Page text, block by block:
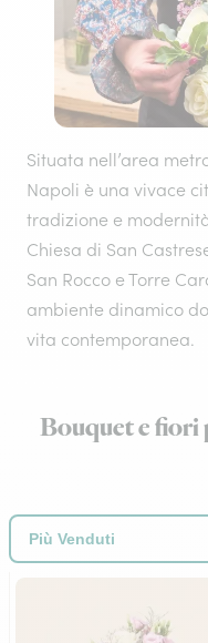
Situata nell’area
Napoli è una vivace
tradizione e
Chiesa di San
San Rocco e Torre
ambiente dinamico
vita contemporanea.
Bouquet e fiori